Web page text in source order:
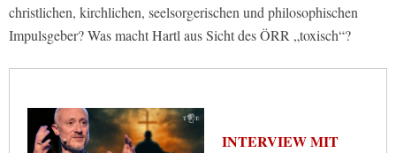
christlichen, kirchlichen, seelsorgerischen und philosophischen
Impulsgeber? Was macht Hartl aus Sicht des ÖRR „toxisch“?
INTERVIEW MIT